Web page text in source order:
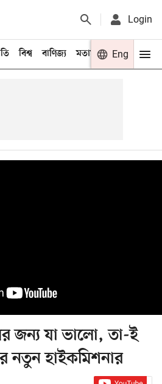
Login
বিশ্ব বাণিজ্য মতামত খেলা
Eng
জন্য যা ভালো, তা-ই
নতুন হাইকমিশনার